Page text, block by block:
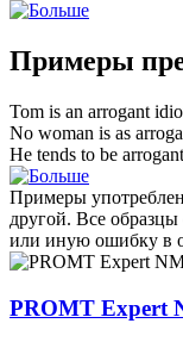
Примеры
Tom is an arrogant
No woman is as
He tends to be arrogant
Примеры
другой. Все
или иную ошибку в
PROMT Expert